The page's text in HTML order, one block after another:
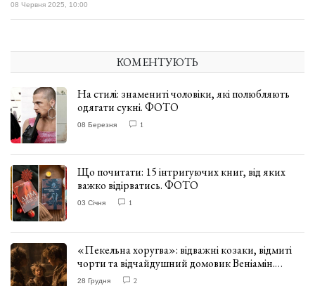
Політика конфіденційності
08 Червня 2025, 10:00
КОМЕНТУЮТЬ
На стилі: знамениті чоловіки, які полюбляють
одягати сукні. ФОТО
08 Березня 1
Що почитати: 15 інтригуючих книг, від яких
важко відірватись. ФОТО
03 Січня 1
«Пекельна хоругва»: відважні козаки, відмиті
чорти та відчайдушний домовик Веніамін.
ВІДГУК
28 Грудня 2